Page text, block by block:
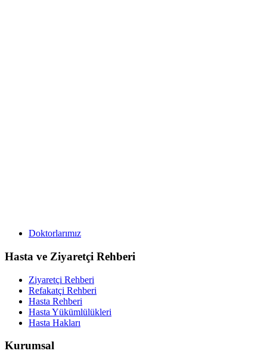
Doktorlarımız
Hasta ve Ziyaretçi Rehberi
Ziyaretçi Rehberi
Refakatçi Rehberi
Hasta Rehberi
Hasta Yükümlülükleri
Hasta Hakları
Kurumsal